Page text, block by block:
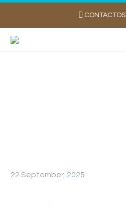
CONTACTOS
22 September, 2025